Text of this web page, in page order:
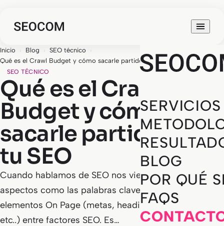
SERVICIOS
BLOG
POR QUÉ
FAQS
Inicio › Blog › SEO técnico
›
Qué es el Crawl Budget y cómo sacarle partido para tu SEO
SEO TÉCNICO
Qué es el Crawl
Budget y cómo
sacarle partido para
tu SEO
Cuando hablamos de SEO nos vienen a la cabeza
aspectos como las palabras clave, el contenido, los
elementos On Page (metas, headings, imágenes,
etc..) entre factores SEO. Es…